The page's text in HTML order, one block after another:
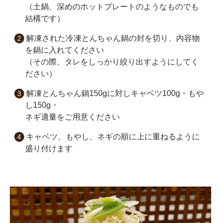
（土鍋、深めのホットプレートのようなものでも
結構です）
解凍された冷凍とんちゃん鍋の封を切り、内容物
を鍋に入れてください
（その際、タレをしっかり絞り出すようにしてく
ださい）
解凍とんちゃん鍋150gに対しキャベツ100g・もや
し150g・
ネギ適量をご用意ください
キャベツ、もやし、ネギの順に上に重ねるように
盛り付けます